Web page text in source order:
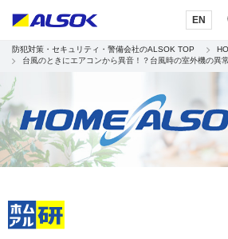
EN
防犯対策・セキュリティ・警備会社のALSOK TOP
台風のときにエアコンから異音！？台風時の室外機の異